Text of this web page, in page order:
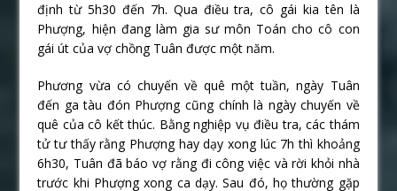
định từ 5h30 đến 7h. Qua điều tra, cô gái kia tên là
Phượng, hiện đang làm gia sư môn Toán cho cô con
gái út của vợ chồng Tuân được một năm.
Phương vừa có chuyến về quê một tuần, ngày Tuân
đến ga tàu đón Phượng cũng chính là ngày chuyến về
quê của cô kết thúc. Bằng nghiệp vụ điều tra, các thám
tử tư thấy rằng Phượng hay dạy xong lúc 7h thì khoảng
6h30, Tuân đã báo vợ rằng đi công việc và rời khỏi nhà
trước khi Phượng xong ca dạy. Sau đó, họ thường gặp